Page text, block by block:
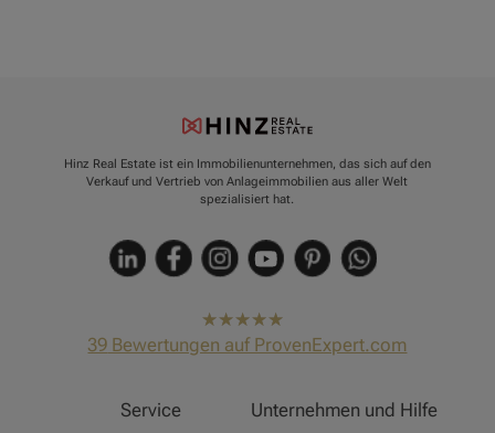
Hinz Real Estate ist ein Immobilienunternehmen, das sich auf den
Verkauf und Vertrieb von Anlageimmobilien aus aller Welt
spezialisiert hat.
hat4,91
von5
39 Bewertungen auf ProvenExpert.com
Service
Unternehmen und Hilfe